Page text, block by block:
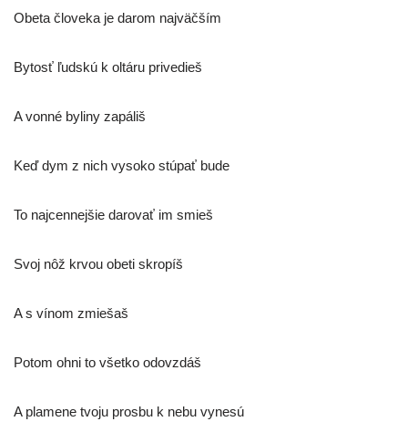
Obeta člo­ve­ka je darom najväčším
Bytosť ľud­skú k oltá­ru privedieš
A von­né byli­ny zapáliš
Keď dym z nich vyso­ko stú­pať bude
To naj­cen­nej­šie daro­vať im smieš
Svoj nôž krvou obe­ti skropíš
A s vínom zmiešaš
Potom ohni to všet­ko odovzdáš
A pla­me­ne tvo­ju pros­bu k nebu vynesú